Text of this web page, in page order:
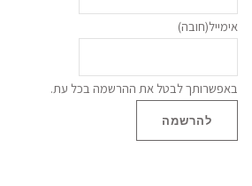
אימייל(חובה)
באפשרותך לבטל את ההרשמה בכל עת.
להרשמה